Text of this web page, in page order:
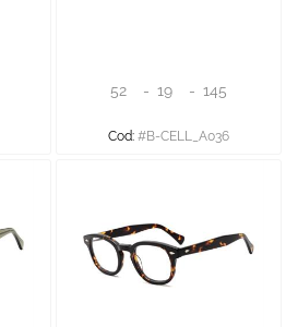
52 - 19 - 145
Cod: #B-CELL_A036